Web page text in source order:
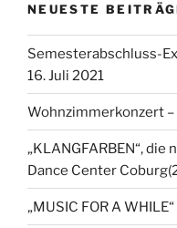
NEUESTE
Semesterabschluss-
16. Juli 2021
Wohnzimmerkonzert
„KLANGFARBEN“,
Dance Center
„MUSIC FOR A WHILE“